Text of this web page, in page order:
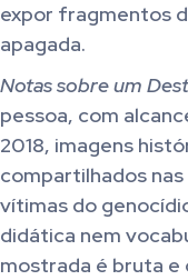
expor fragmentos
apagada.
Notas sobre um
pessoa, com
2018, imagens
compartilhados
vítimas do
didática nem
mostrada é bruta e